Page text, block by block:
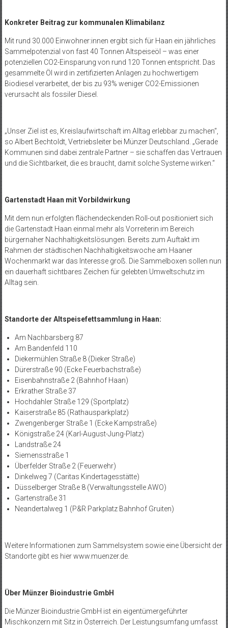
Konkreter Beitrag zur kommunalen Klimabilanz
Mit rund 30.000 Einwohner:innen ergibt sich für Haan ein jährliches
Sammelpotenzial von fast 40 Tonnen Altspeiseöl – was einer
potenziellen CO2-Einsparung von rund 120 Tonnen entspricht. Das
gesammelte Öl wird in zertifizierten Anlagen zu hochwertigem
Biodiesel verarbeitet, der bis zu 93% weniger CO2-Emissionen
verursacht als fossiler Diesel.
„Unser Ziel ist es, Kreislaufwirtschaft im Alltag erlebbar zu machen“,
so Albert Bechtoldt, Vertriebsleiter bei Münzer Deutschland. „Gerade
Kommunen sind dabei zentrale Partner – sie schaffen das Vertrauen
und die Sichtbarkeit, die es braucht, damit solche Systeme wirken.“
Gartenstadt Haan mit Vorbildwirkung
Mit dem nun erfolgten flächendeckenden Roll-out positioniert sich
die Gartenstadt Haan einmal mehr als Vorreiterin im Bereich
bürgernaher Nachhaltigkeitslösungen. Bereits zum Auftakt im
Rahmen der städtischen Nachhaltigkeitswoche am Haaner
Wochenmarkt war das Interesse groß. Die Sammelboxen sollen nun
ein dauerhaft sichtbares Zeichen für gelebten Umweltschutz im
Alltag sein.
Standorte der Altspeisefettsammlung in Haan:
Am Nachbarsberg 87
Am Bandenfeld 110
Diekermühlen Straße 8 (Dieker Straße)
Dürerstraße 90 (Ecke Feuerbachstraße)
Eisenbahnstraße 2 (Bahnhof Haan)
Erkrather Straße 37
Hochdahler Straße 129 (Sportplatz)
Kaiserstraße 85 (Rathausparkplatz)
Zwengenberger Straße 1 (Ecke Kampstraße)
Königstraße 24 (Karl-August-Jung-Platz)
Landstraße 24
Siemensstraße 1
Überfelder Straße 2 (Feuerwehr)
Dinkelweg 7 (Caritas Kindertagesstätte)
Düsselberger Straße 8 (Verwaltungsstelle AWO)
Gartenstraße 31
Neandertalweg 1 (P&R Parkplatz Bahnhof Gruiten)
Weitere Informationen zum Sammelsystem sowie eine Übersicht der
Standorte gibt es hierwww.muenzer.de.
Über Münzer Bioindustrie GmbH
Die Münzer Bioindustrie GmbH ist ein eigentümergeführter
Mischkonzern mit Sitz in Österreich. Der Leistungsumfang umfasst